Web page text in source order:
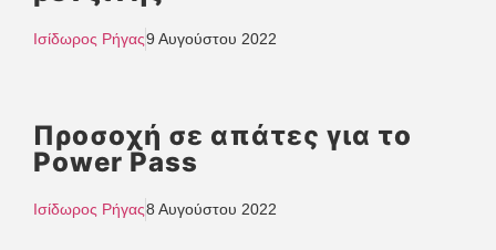
Ισίδωρος Ρήγας9 Αυγούστου 2022
Προσοχή σε απάτες για το
Power Pass
Ισίδωρος Ρήγας8 Αυγούστου 2022